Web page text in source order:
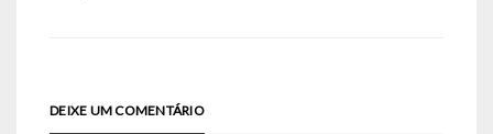
DEIXE UM COMENTÁRIO